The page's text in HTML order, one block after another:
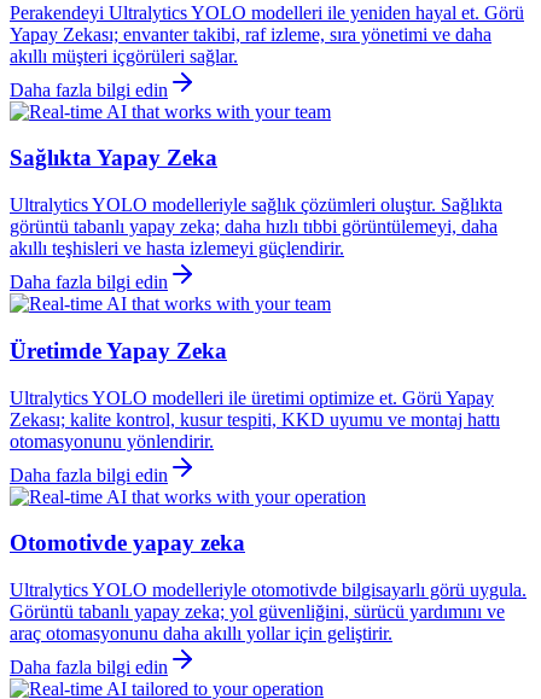
Perakendeyi Ultralytics YOLO modelleri ile yeniden hayal et. Görü
Yapay Zekası; envanter takibi, raf izleme, sıra yönetimi ve daha
akıllı müşteri içgörüleri sağlar.
Daha fazla bilgi edin
Sağlıkta Yapay Zeka
Ultralytics YOLO modelleriyle sağlık çözümleri oluştur. Sağlıkta
görüntü tabanlı yapay zeka; daha hızlı tıbbi görüntülemeyi, daha
akıllı teşhisleri ve hasta izlemeyi güçlendirir.
Daha fazla bilgi edin
Üretimde Yapay Zeka
Ultralytics YOLO modelleri ile üretimi optimize et. Görü Yapay
Zekası; kalite kontrol, kusur tespiti, KKD uyumu ve montaj hattı
otomasyonunu yönlendirir.
Daha fazla bilgi edin
Otomotivde yapay zeka
Ultralytics YOLO modelleriyle otomotivde bilgisayarlı görü uygula.
Görüntü tabanlı yapay zeka; yol güvenliğini, sürücü yardımını ve
araç otomasyonunu daha akıllı yollar için geliştirir.
Daha fazla bilgi edin